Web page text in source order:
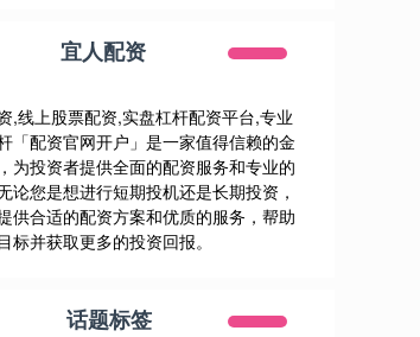
宜人配资
,线上股票配资,实盘杠杆配资平台,专业
「配资官网开户」是一家值得信赖的金
为投资者提供全面的配资服务和专业的
论您是想进行短期投机还是长期投资，
供合适的配资方案和优质的服务，帮助
标并获取更多的投资回报。
话题标签